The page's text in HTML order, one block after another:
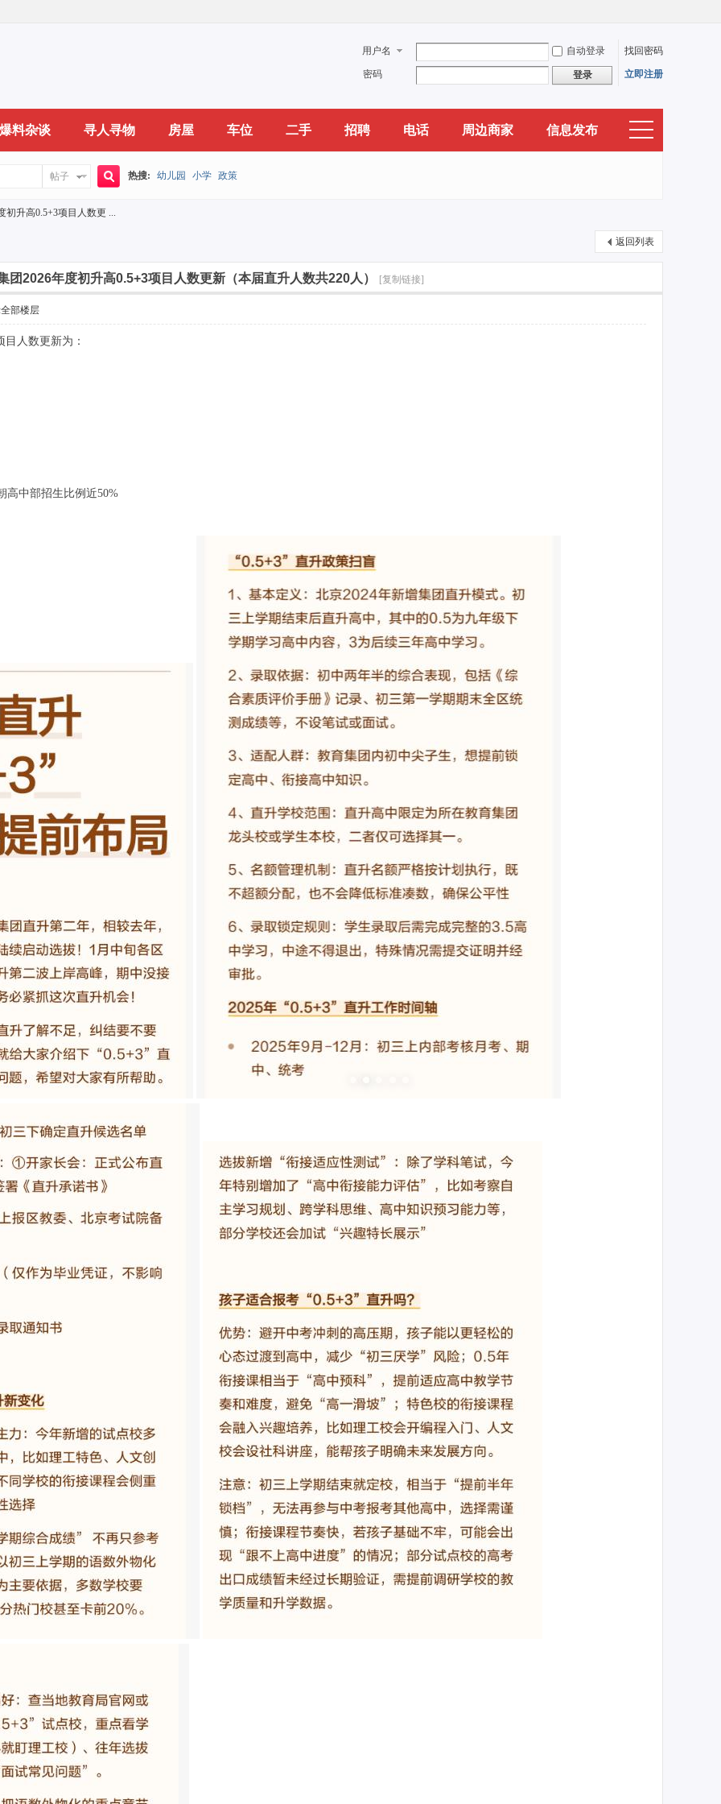
用户名 自动登录 找回密码
密码 登录 立即注册
爆料杂谈 寻人寻物 房屋 车位 二手 招聘 电话 周边商家 信息发布
帖子
索
热搜: 幼儿园 小学 政策
初升高0.5+3项目人数更 ...
返回列表
团2026年度初升高0.5+3项目人数更新（本届直升人数共220人） [复制链接]
部楼层
目人数更新为：
高中部招生比例近50%